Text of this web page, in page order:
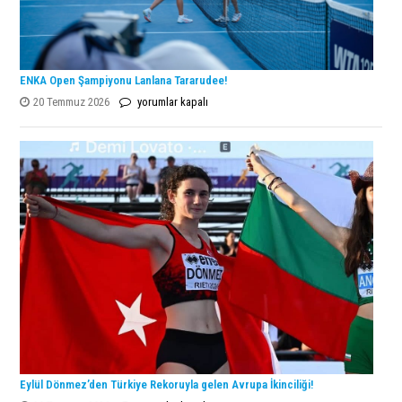
ENKA Open Şampiyonu Lanlana Tararudee!
20 Temmuz 2026
ENKA
Şampiyonu
Lanlana
Tararudee!
için
yorumlar kapalı
Eylül Dönmez’den Türkiye Rekoruyla gelen Avrupa İkinciliği!